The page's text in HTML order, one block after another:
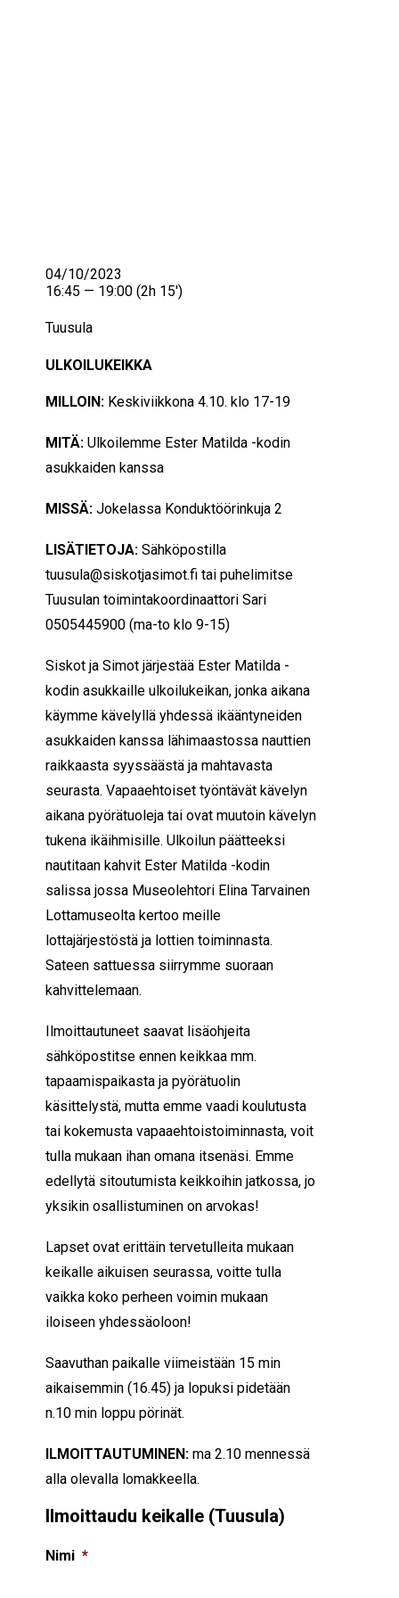
ULKOILUKEIKKA
MILLOIN: Keskiviikkona 4.10. klo 17-19
MITÄ: Ulkoilemme Ester Matilda -kodin
asukkaiden kanssa
MISSÄ: Jokelassa Konduktöörinkuja 2
LISÄTIETOJA: Sähköpostilla
tuusula@siskotjasimot.fi tai puhelimitse
Tuusulan toimintakoordinaattori Sari
0505445900 (ma-to klo 9-15)
Siskot ja Simot järjestää Ester Matilda -
kodin asukkaille ulkoilukeikan, jonka aikana
käymme kävelyllä yhdessä ikääntyneiden
asukkaiden kanssa lähimaastossa nauttien
raikkaasta syyssäästä ja mahtavasta
seurasta. Vapaaehtoiset työntävät kävelyn
aikana pyörätuoleja tai ovat muutoin kävelyn
tukena ikäihmisille. Ulkoilun päätteeksi
nautitaan kahvit Ester Matilda -kodin
salissa jossa Museolehtori Elina Tarvainen
Lottamuseolta kertoo meille
lottajärjestöstä ja lottien toiminnasta.
Sateen sattuessa siirrymme suoraan
kahvittelemaan.
Ilmoittautuneet saavat lisäohjeita
sähköpostitse ennen keikkaa mm.
tapaamispaikasta ja pyörätuolin
käsittelystä, mutta emme vaadi koulutusta
tai kokemusta vapaaehtoistoiminnasta, voit
tulla mukaan ihan omana itsenäsi. Emme
edellytä sitoutumista keikkoihin jatkossa, jo
yksikin osallistuminen on arvokas!
Lapset ovat erittäin tervetulleita mukaan
keikalle aikuisen seurassa, voitte tulla
vaikka koko perheen voimin mukaan
iloiseen yhdessäoloon!
Saavuthan paikalle viimeistään 15 min
aikaisemmin (16.45) ja lopuksi pidetään
n.10 min loppu pörinät.
ILMOITTAUTUMINEN: ma 2.10 mennessä
alla olevalla lomakkeella.
Ilmoittaudu keikalle (Tuusula)
Nimi *
04/10/2023
16:45 — 19:00 (2h 15′)
Tuusula